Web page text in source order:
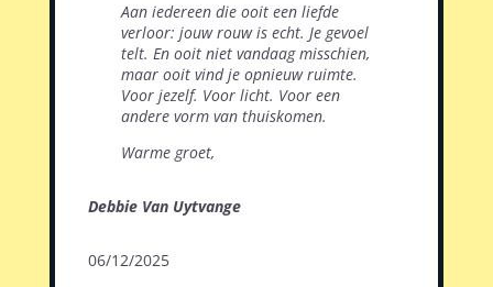
Aan iedereen die ooit een liefde
verloor: jouw rouw is echt. Je gevoel
telt. En ooit niet vandaag misschien,
maar ooit vind je opnieuw ruimte.
Voor jezelf. Voor licht. Voor een
andere vorm van thuiskomen.
Warme groet,
Debbie Van Uytvange
06/12/2025